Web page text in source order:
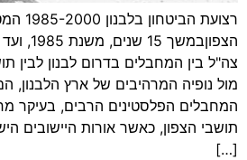
רצועת
צה"ל בין המחבלים בדרום לבנון לבין
מול נופיה המרהיבים של ארץ הלבנון, הם
המחבלים הפלסטינים הרבים, בעיקר
תושבי הצפון, כאשר אורות היישובים
[…]